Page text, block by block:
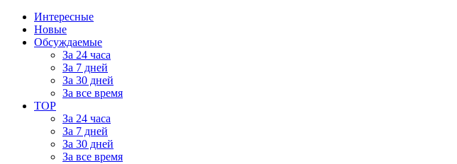
Интересные
Новые
Обсуждаемые
За 24 часа
За 7 дней
За 30 дней
За все время
TOP
За 24 часа
За 7 дней
За 30 дней
За все время